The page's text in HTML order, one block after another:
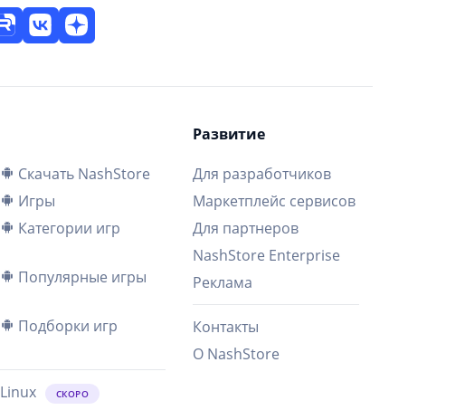
Скачать NashStore
Игры
Категории игр
Популярные игры
Подборки игр
Linux СКОРО
Развитие
Для разработчиков
Маркетплейс сервисов
Для партнеров
NashStore Enterprise
Реклама
Контакты
О NashStore